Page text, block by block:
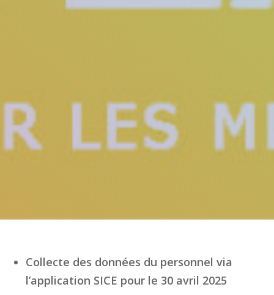
Collecte des données du personnel via
l’application SICE pour le 30 avril 2025